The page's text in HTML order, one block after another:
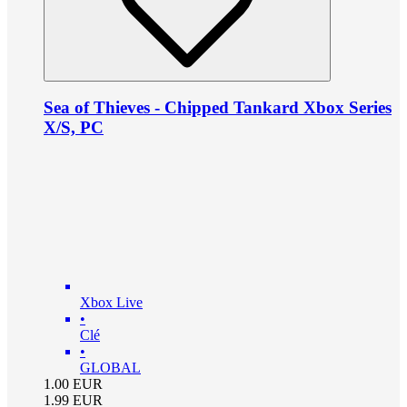
Sea of Thieves - Chipped Tankard Xbox Series
X/S, PC
Xbox Live
•
Clé
•
GLOBAL
1.00 EUR
1.99 EUR